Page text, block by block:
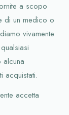
a scopo
di un medico o
vivamente
alcuna
acquistati.
accetta